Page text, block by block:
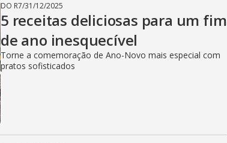
DO R7/31/12/2025
5 receitas deliciosas para um fim
de ano inesquecível
Torne a comemoração de Ano-Novo mais especial com
pratos sofisticados